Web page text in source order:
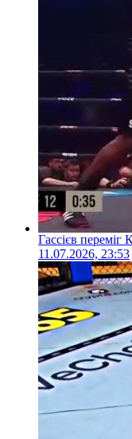
Гассієв переміг
11.07.2026, 23:53